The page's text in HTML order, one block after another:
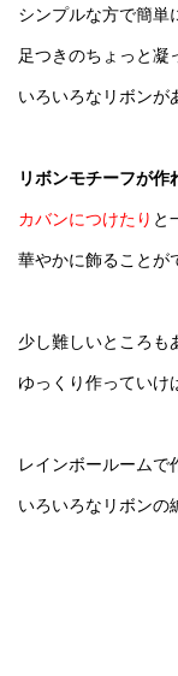
シンプルな方で簡単
足つきのちょっと凝
いろいろなリボンが
リボンモチーフが作
カバンにつけたり と
華やかに飾ることが
少し難しいところも
ゆっくり作っていけ
レインボールームで
いろいろなリボンの